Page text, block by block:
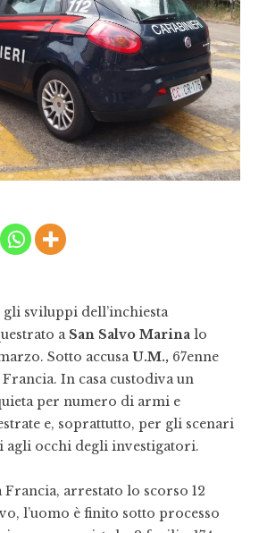
sviluppi dell’inchiesta
a San Salvo Marina lo
Sotto accusaU.M., 67enne
In casa custodiva un
per numero di armi e
e, soprattutto, per gli scenari
agli occhi degli investigatori.
arrestato lo scorso 12
l’uomo è finito sotto processo